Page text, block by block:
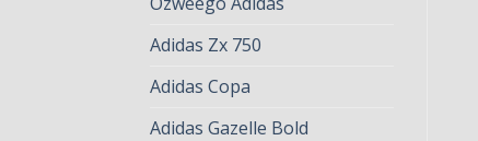
Adidas Zx 750
Adidas Copa
Adidas Gazelle Bold